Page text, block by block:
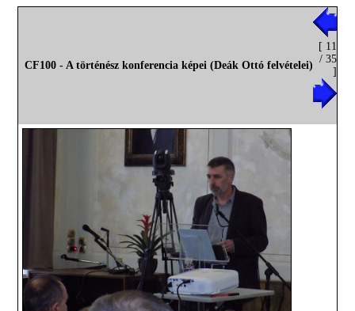
CF100 - A történész konferencia képei (Deák Ottó felvételei)
[ 11
/ 35
]